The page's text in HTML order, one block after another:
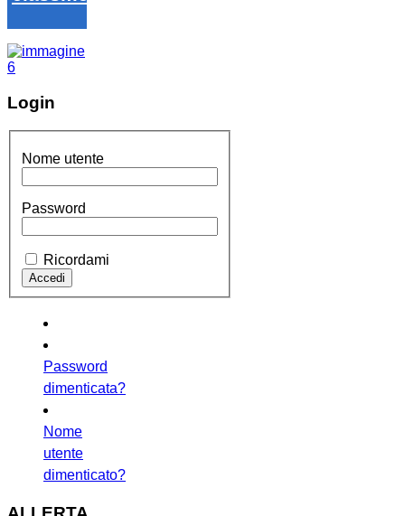
Login
Nome utente
Password
Ricordami
Password
dimenticata?
Nome
utente
dimenticato?